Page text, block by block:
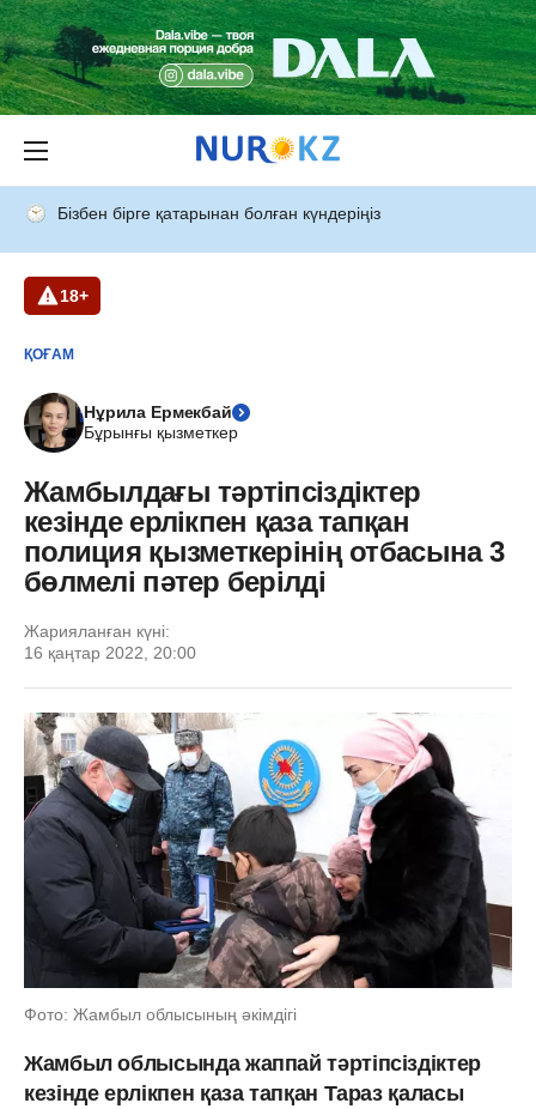
Бізбен бірге қатарынан болған күндеріңіз
18+
ҚОҒАМ
Нұрила Ермекбай
Бұрынғы қызметкер
Жамбылдағы тәртіпсіздіктер
кезінде ерлікпен қаза тапқан
полиция қызметкерінің отбасына 3
бөлмелі пәтер берілді
Жарияланған күні:
16 қаңтар 2022, 20:00
Фото: Жамбыл облысының әкімдігі
Жамбыл облысында жаппай тәртіпсіздіктер
кезінде ерлікпен қаза тапқан Тараз қаласы